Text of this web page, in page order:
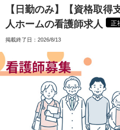
【日勤のみ】【資格取得
人ホームの看護師求人
正
掲載終了日： 2026/8/13